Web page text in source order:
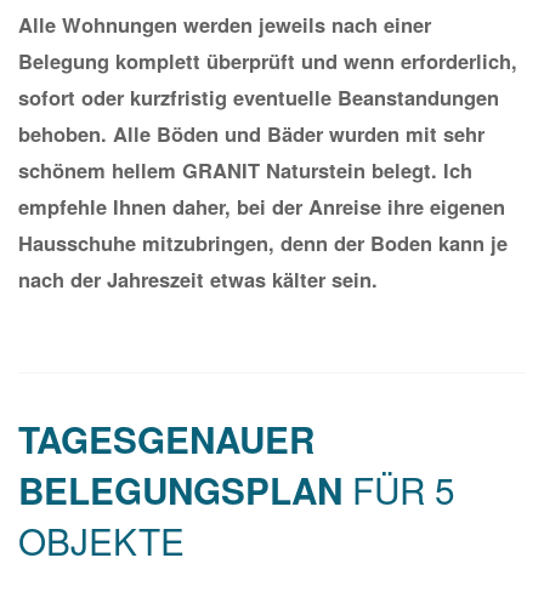
Alle Wohnungen werden jeweils nach einer
Belegung komplett überprüft und wenn erforderlich,
sofort oder kurzfristig eventuelle Beanstandungen
behoben. Alle Böden und Bäder wurden mit sehr
schönem hellem GRANIT Naturstein belegt. Ich
empfehle Ihnen daher, bei der Anreise ihre eigenen
Hausschuhe mitzubringen, denn der Boden kann je
nach der Jahreszeit etwas kälter sein.
TAGESGENAUER
BELEGUNGSPLAN FÜR 5
OBJEKTE